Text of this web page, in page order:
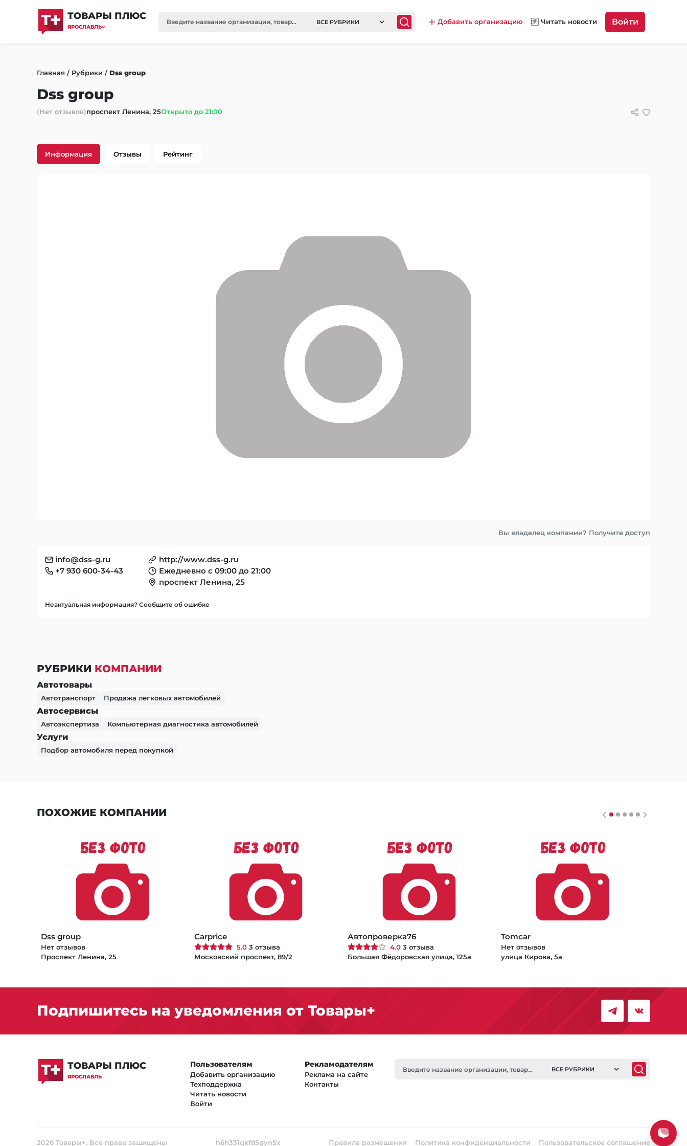
ТОВАРЫ ПЛЮС
ЯРОСЛАВЛЬ
ВСЕ РУБРИКИ Добавить организацию Читать новости Войти
Главная / Рубрики / Dss group
Dss group
(Нет отзывов)проспект Ленина, 25Открыто до 21:00
Информация Отзывы Рейтинг
Вы владелец компании? Получите доступ
info@dss-g.ru
+7 930 600-34-43
http://www.dss-g.ru
Ежедневно с 09:00 до 21:00
проспект Ленина, 25
Неактуальная информация? Сообщите об ошибке
РУБРИКИ КОМПАНИИ
Автотовары
Автотранспорт Продажа легковых автомобилей
Автосервисы
Автоэкспертиза Компьютерная диагностика автомобилей
Услуги
Подбор автомобиля перед покупкой
ПОХОЖИЕ КОМПАНИИ
Dss group
Нет отзывов
Проспект Ленина, 25
Carprice
5.0 3 отзыва
Московский проспект, 89/2
Автопроверка76
4.0 3 отзыва
Большая Фёдоровская улица, 125а
Tomcar
Нет отзывов
улица Кирова, 5а
Подпишитесь на уведомления от Товары+
ТОВАРЫ ПЛЮС
ЯРОСЛАВЛЬ
Пользователям
Добавить организацию
Техподдержка
Читать новости
Войти
Рекламодателям
Реклама на сайте
Контакты
ВСЕ РУБРИКИ
2026 Товары+. Все права защищены h6h331qkf85gyn5x Правила размещения Политика конфиденциальности Пользовательское соглашение